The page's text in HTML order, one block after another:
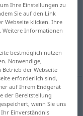
antippen)
Ihre Einstellungen zu
Sie auf den Link
Webseite klicken. Ihre
Weitere Informationen
bestmöglich nutzen
Notwendige,
der Webseite
erforderlich sind,
auf Ihrem Endgerät
der Bereitstellung
wenn Sie uns
Einverständnis